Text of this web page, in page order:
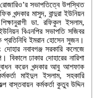
রোজারিও’র সভাপতিত্বে উপস্থিত
খন্দকার মাসুদ, বান্দুরা ইউনিয়ন
ডা. রফিকুল ইসলাম,
বিএনপির সভাপতি সজিবর
প্রতিনিধি ইমরান হোসেন সুজন।
নবাবগঞ্জ সরকারি কলেজে
বিকালে ঢাকার দোহারের নারিশা
করেন খন্দকার আবু আশফাক
মাইদুল ইসলাম, সহকারি
বাস্তবায়ন কর্মকর্তা কুতুব উদ্দিন